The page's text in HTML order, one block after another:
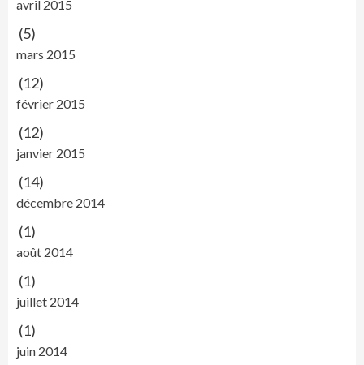
avril 2015
(5)
mars 2015
(12)
février 2015
(12)
janvier 2015
(14)
décembre 2014
(1)
août 2014
(1)
juillet 2014
(1)
juin 2014